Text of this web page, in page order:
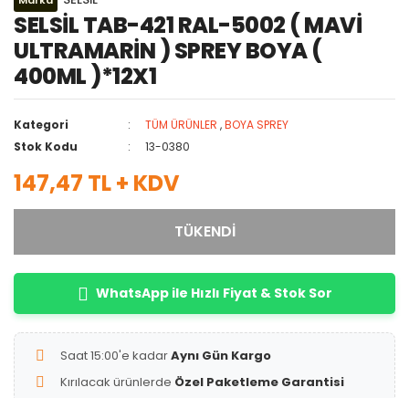
SELSİL TAB-421 RAL-5002 ( MAVİ
ULTRAMARİN ) SPREY BOYA (
400ML )*12X1
Kategori TÜM ÜRÜNLER ,BOYA SPREY
Stok Kodu
13-0380
147,47 TL + KDV
TÜKENDİ
WhatsApp ile Hızlı Fiyat & Stok Sor
Saat 15:00'e kadarAynı Gün Kargo
Kırılacak ürünlerde Özel Paketleme Garantisi